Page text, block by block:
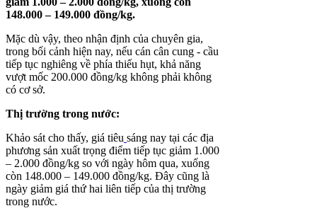
148.000 – 149.000 đồng/kg.
Mặc dù vậy, theo nhận định của chuyên gia,
trong bối cảnh hiện nay, nếu cán cân cung - cầu
tiếp tục nghiêng về phía thiếu hụt, khả năng
vượt mốc 200.000 đồng/kg không phải không
có cơ sở.
Thị trường trong nước:
Khảo sát cho thấy, giá tiêu sáng nay tại các địa
phương sản xuất trọng điểm tiếp tục giảm 1.000
– 2.000 đồng/kg so với ngày hôm qua, xuống
còn 148.000 – 149.000 đồng/kg. Đây cũng là
ngày giảm giá thứ hai liên tiếp của thị trường
trong nước.